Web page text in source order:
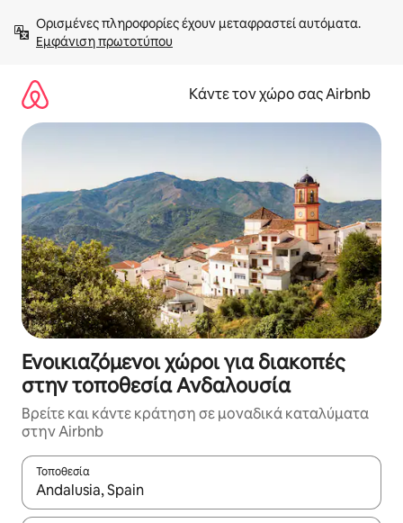
στο
περιεχόμενοΕμφάνιση πρωτοτύπου
Κάντε τον χώρο σας Airbnb
Ενοικιαζόμενοι χώροι για διακοπές
στην τοποθεσία Ανδαλουσία
Βρείτε και κάντε κράτηση σε μοναδικά καταλύματα
στην Airbnb
Τοποθεσία
Όταν τα αποτελέσματα είναι διαθέσιμα, μπορείτε να